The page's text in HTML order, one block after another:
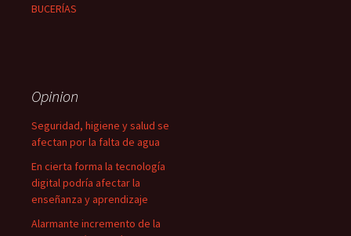
BUCERÍAS
Opinion
Seguridad, higiene y salud se
afectan por la falta de agua
En cierta forma la tecnología
digital podría afectar la
enseñanza y aprendizaje
Alarmante incremento de la